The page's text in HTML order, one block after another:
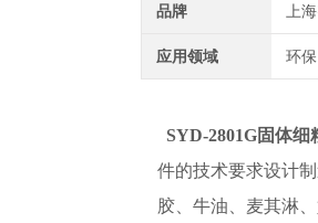
品牌 上
应用领域 环
SYD-2801G固体细
件的技术要求设计
胶、牛油、麦其淋